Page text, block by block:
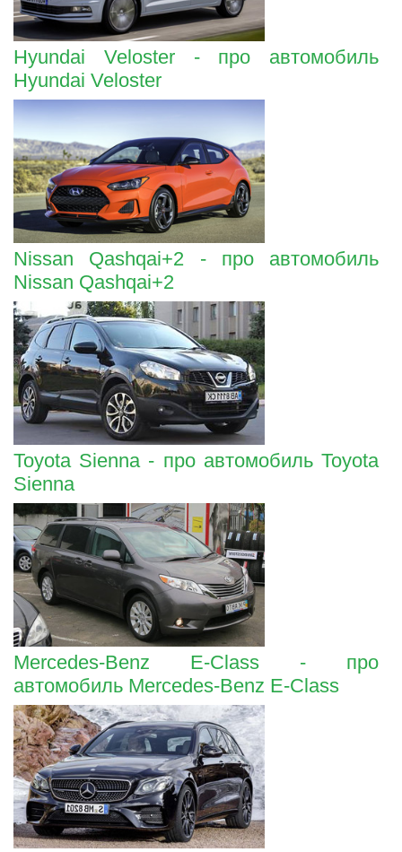
Hyundai Veloster - про автомобиль
Hyundai Veloster
Nissan Qashqai+2 - про автомобиль
Nissan Qashqai+2
Toyota Sienna - про автомобиль Toyota
Sienna
Mercedes-Benz E-Class - про
автомобиль Mercedes-Benz E-Class